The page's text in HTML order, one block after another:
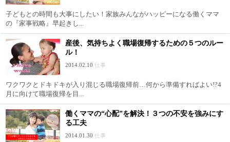
子どもとの時間も大事にしたい！家族みんながハッピーになる働くママ
の『家事戦略』早起きし...
産後、気持ちよく職場復帰するための５つのルー
ル！
2014.02.10 仕事
ワクワクとドキドキが入り混じる職場復帰前…何から準備すればよい!?4
月に向けて職場復帰を目...
働くママの“心配”を解決！３つの不安を強みにす
る工夫
2014.01.30 仕事